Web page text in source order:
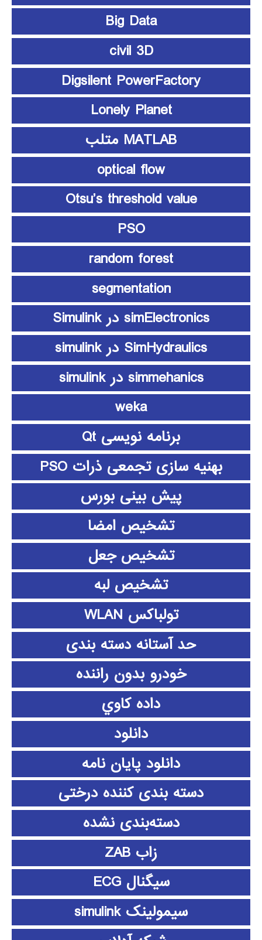
Big Data
civil 3D
Digsilent PowerFactory
Lonely Planet
MATLAB متلب
optical flow
Otsu’s threshold value
PSO
random forest
segmentation
simElectronics در Simulink
SimHydraulics در simulink
simmehanics در simulink
weka
برنامه نویسی Qt
بهنیه سازی تجمعی ذرات PSO
پیش بینی بورس
تشخیص امضا
تشخیص جعل
تشخیص لبه
تولباکس WLAN
حد آستانه دسته بندی
خودرو بدون راننده
داده كاوي
دانلود
دانلود پايان نامه
دسته بندی کننده درختی
دسته‌بندی نشده
زاب ZAB
سیگنال ECG
سیمولینک simulink